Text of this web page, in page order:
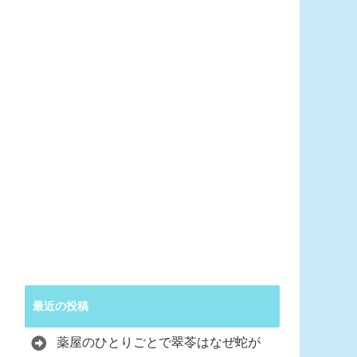
最近の投稿
薬屋のひとりごとで翠苓はなぜ蛇が